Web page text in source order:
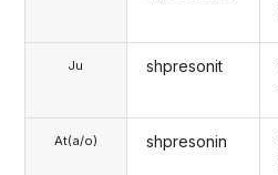
Ju
At(a/o)
shpresonit
shpresonin